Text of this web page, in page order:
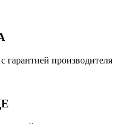
гарантией производителя